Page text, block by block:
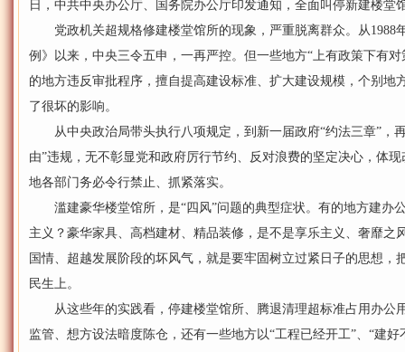
日，中共中央办公厅、国务院办公厅印发通知，全面叫停新建楼堂
党政机关超规格修建楼堂馆所的现象，严重脱离群众。从1988
例》以来，中央三令五申，一再严控。但一些地方“上有政策下有
的地方违反审批程序，擅自提高建设标准、扩大建设规模，个别地
了很坏的影响。
从中央政治局带头执行八项规定，到新一届政府“约法三章”，
由”违规，无不彰显党和政府厉行节约、反对浪费的坚定决心，体
地各部门务必令行禁止、抓紧落实。
滥建豪华楼堂馆所，是“四风”问题的典型症状。有的地方建办
主义？豪华家具、高档建材、精品装修，是不是享乐主义、奢靡之
国情、超越发展阶段的坏风气，就是要牢固树立过紧日子的思想
民生上。
从这些年的实践看，停建楼堂馆所、腾退清理超标准占用办公
监管、想方设法暗度陈仓，还有一些地方以“工程已经开工”、“建